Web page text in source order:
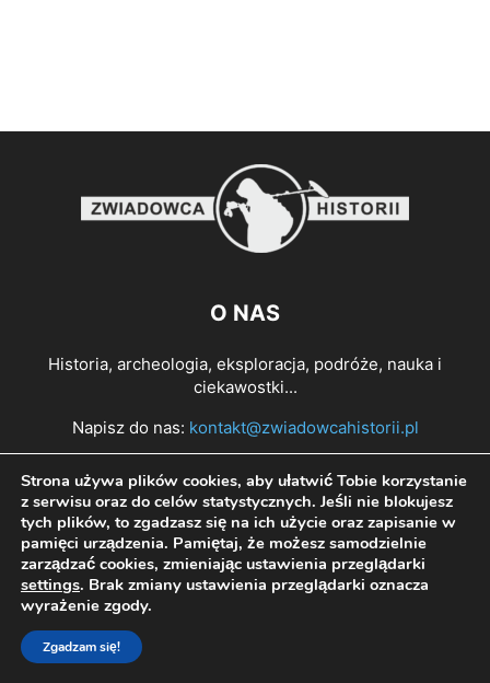
O NAS
Historia, archeologia, eksploracja, podróże, nauka i
ciekawostki...
Napisz do nas: kontakt@zwiadowcahistorii.pl
PODĄŻAJ ZA NAMI
© All right reserved Zwiadowca Historii 2022
Strona używa plików cookies, aby ułatwić Tobie korzystanie
z serwisu oraz do celów statystycznych. Jeśli nie blokujesz
tych plików, to zgadzasz się na ich użycie oraz zapisanie w
pamięci urządzenia. Pamiętaj, że możesz samodzielnie
zarządzać cookies, zmieniając ustawienia przeglądarki
settings. Brak zmiany ustawienia przeglądarki oznacza
wyrażenie zgody.
Zgadzam się!